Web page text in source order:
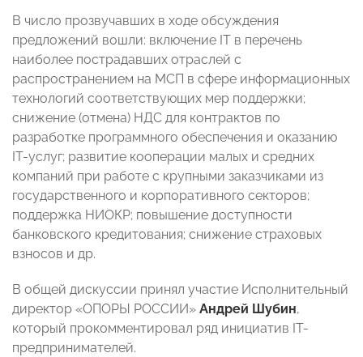
В число прозвучавших в ходе обсуждения
предложений вошли: включение IT в перечень
наиболее пострадавших отраслей с
распространением на МСП в сфере информационных
технологий соответствующих мер поддержки;
снижение (отмена) НДС для контрактов по
разработке программного обеспечения и оказанию
IT-услуг; развитие кооперации малых и средних
компаний при работе с крупными заказчиками из
государственного и корпоративного секторов;
поддержка НИОКР; повышение доступности
банковского кредитования; снижение страховых
взносов и др.
В общей дискуссии принял участие Исполнительный
директор «ОПОРЫ РОССИИ» Андрей Шубин,
который прокомментировал ряд инициатив IT-
предпринимателей.